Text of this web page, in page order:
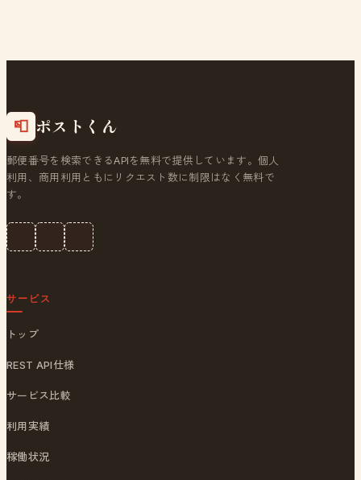
📮 ポストくん
郵便番号を検索できるAPIを無料で提供しています。個人
利用、商用利用ともにリクエスト数に制限はなく無料で
す。
サービス
トップ
REST API仕様
サービス比較
利用実績
稼働状況